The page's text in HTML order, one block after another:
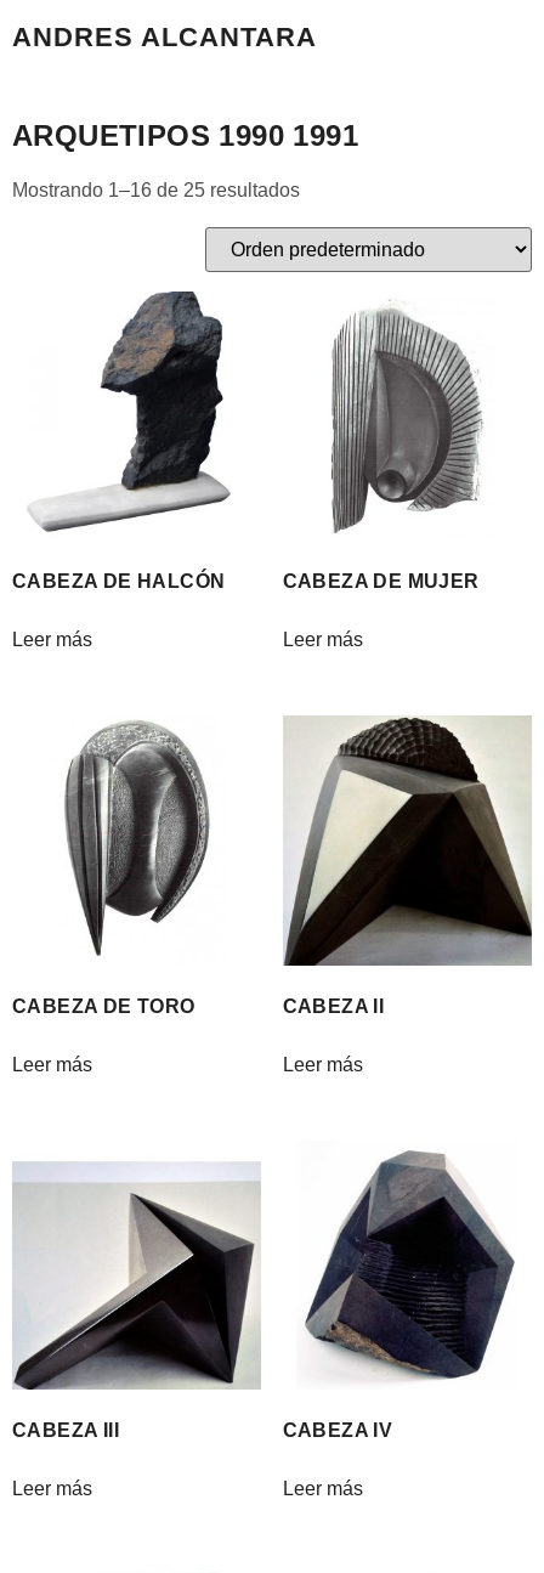
ANDRES ALCANTARA
ARQUETIPOS 1990 1991
Mostrando 1–16 de 25 resultados
CABEZA DE HALCÓN
Leer más
CABEZA DE MUJER
Leer más
CABEZA DE TORO
Leer más
CABEZA II
Leer más
CABEZA III
Leer más
CABEZA IV
Leer más